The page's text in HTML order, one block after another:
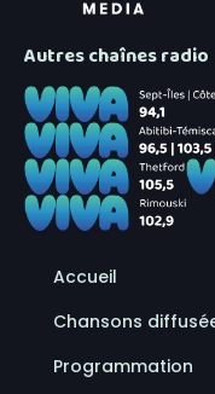
Autres chaînes radio
Accueil
Chansons
Programmation